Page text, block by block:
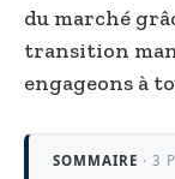
du marché
transition
engageons à
SOMMAIRE · 3